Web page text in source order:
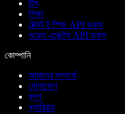
টিম
শিক্ষা
টেক্সট টু স্পিচ API ডকস
ভয়েস এজেন্টস API ডকস
কোম্পানি
আমাদের সম্পর্কে
যোগাযোগ
ব্লগ
ক্যারিয়ার